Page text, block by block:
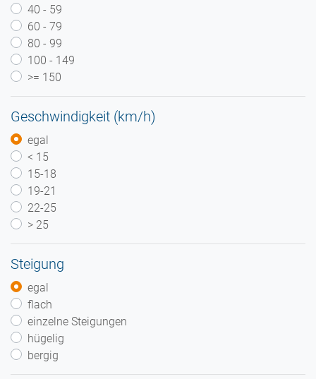
40 - 59
60 - 79
80 - 99
100 - 149
>= 150
Geschwindigkeit (km/h)
egal
< 15
15-18
19-21
22-25
> 25
Steigung
egal
flach
einzelne Steigungen
hügelig
bergig